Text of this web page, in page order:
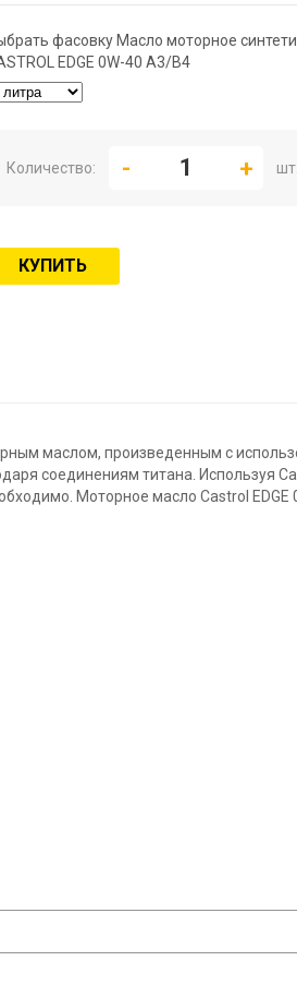
фасовку Масло моторное
EDGE 0W-40 A3/B4
Количество: шт.
КУПИТЬ
маслом, произведенным с
соединениям титана. Используя
Моторное масло Castrol